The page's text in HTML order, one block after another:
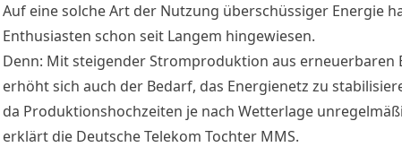
Auf eine solche Art der Nutzung überschüssiger Energie
Enthusiasten schon seit Langem hingewiesen.
Denn: Mit steigender Stromproduktion aus erneuerbaren
erhöht sich auch der Bedarf, das Energienetz zu
da Produktionshochzeiten je nach Wetterlage
erklärt die Deutsche Telekom Tochter MMS.